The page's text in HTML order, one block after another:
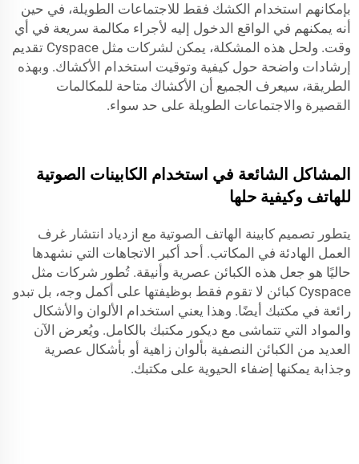
بإمكانهم استخدام الكشك فقط للاجتماعات الطويلة، في حين
أنه يمكنهم في الواقع الدخول إليه لأجراء مكالمة سريعة في أي
وقت. ولحل هذه المشكلة، يمكن لشركات مثل Cyspace تقديم
إرشادات واضحة حول كيفية وتوقيت استخدام الأكشاك. وبهذه
الطريقة، سيعرف الجميع أن الأكشاك متاحة للمكالمات
القصيرة والاجتماعات الطويلة على حد سواء.
المشاكل الشائعة في استخدام الكابينات الصوتية
للهاتف وكيفية حلها
يتطور تصميم كابينة الهاتف الصوتية مع ازدياد انتشار غرف
العمل الهادئة في المكاتب. أحد أكبر الاتجاهات التي نشهدها
حاليًا هو جعل هذه الكبائن عصرية وأنيقة. تُطور شركات مثل
Cyspace كبائن لا تقوم فقط بوظيفتها على أكمل وجه، بل تبدو
رائعة في مكتبك أيضًا. وهذا يعني استخدام الألوان والأشكال
والمواد التي تتماشى مع ديكور مكتبك بالكامل. ويُعرض الآن
العديد من الكبائن النصفية بألوان زاهية أو بأشكال عصرية
وجذابة يمكنها إضفاء الحيوية على مكتبك.